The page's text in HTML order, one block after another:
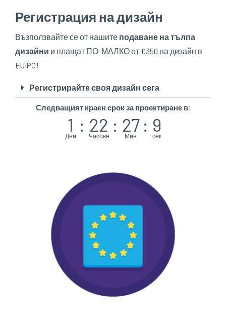
Регистрация на дизайн
Възползвайте се от нашите подаване на тълпа
дизайни и плащат ПО-МАЛКО от €350 на дизайн в
EUIPO!
Регистрирайте своя дизайн сега
Следващият краен срок за проектиране в:
1
Дни
: 22
Часове
: 27
Мин
: 8
сек